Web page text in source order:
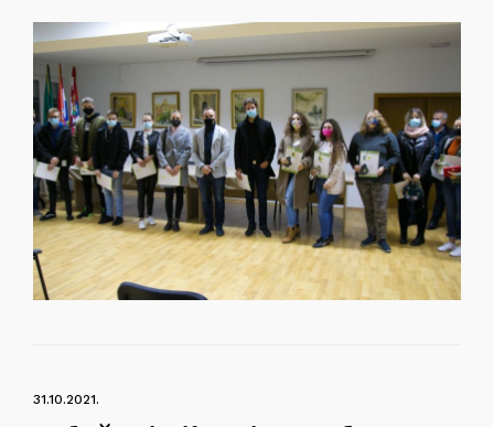
31.10.2021.